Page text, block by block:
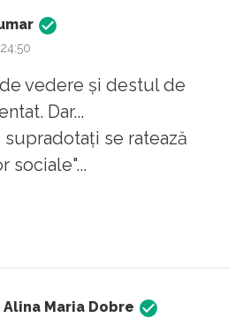
vedere și destul de
Dar...
se ratează
sociale"...
a copiilor
nimic în România.
norme? Pentru că dacă
Alina Maria Dobre